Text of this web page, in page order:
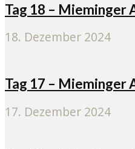
Tag 18 – Mieminger
18. Dezember 2024
Tag 17 – Mieminger
17. Dezember 2024